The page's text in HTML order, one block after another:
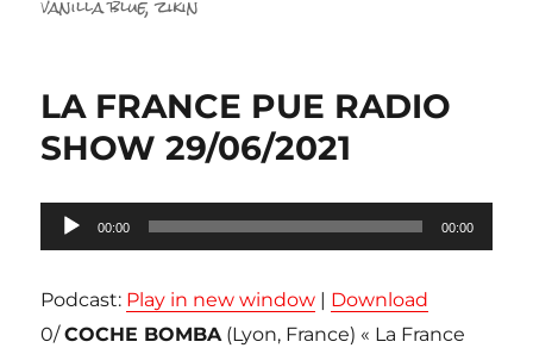
LA FRANCE PUE RADIO
SHOW 29/06/2021
Lecteur
audio
00:00 00:00
Podcast: Play in new window | Download
0/COCHE BOMBA(Lyon, France) « La France